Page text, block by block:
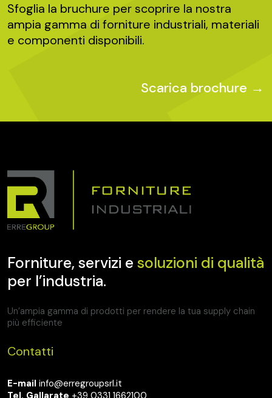
Sfoglia la bruchure per scoprire la nostra
ampia gamma di forniture industriali, materiali
e componenti disponibili.
Scarica brochure →
Forniture, servizi e soluzioni di qualità
per l’industria.
Un’ampia gamma di prodotti per rendere la tua supply chain
più efficiente
Contatti
E-mail info@erregroupsrl.it